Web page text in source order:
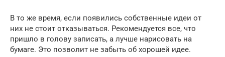
В то же время, если появились собственные идеи от
них не стоит отказываться. Рекомендуется все, что
пришло в голову записать, а лучше нарисовать на
бумаге. Это позволит не забыть об хорошей идее.